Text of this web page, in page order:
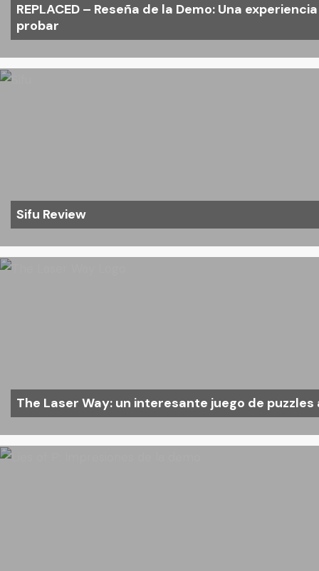
REPLACED – Reseña de la Demo: Una
probar
Sifu Review
The Laser Way: un interesante juego de